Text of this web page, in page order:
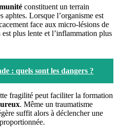
constituent un terrain
aphtes. Lorsque l’organisme est
face aux micro-lésions de
plus lente et l’inflammation plus
: quels sont les dangers ?
fragilité peut faciliter la formation
. Même un traumatisme
suffit alors à déclencher une